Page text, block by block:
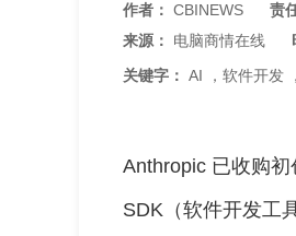
作者： CBINEWS 责
来源： 电脑商情在线
关键字： AI ， 软件开发 ，
Anthropic 已收购
SDK（软件开发工